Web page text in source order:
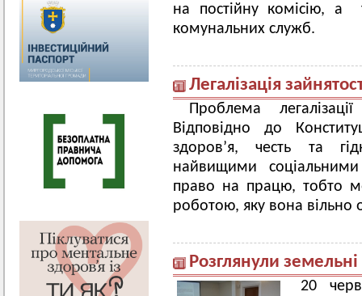
на постійну комісію, а
комунальних служб.
Легалізація
Проблема
Відповідно до
здоров’я, честь та
найвищими
право на працю, тобто
роботою, яку вона вільно
Розглянули
20